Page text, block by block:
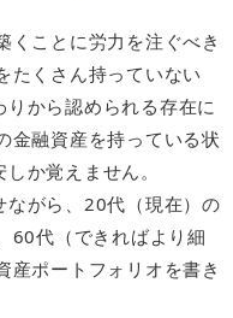
くことに労力を注ぐべき
たくさん持っていない
から認められる存在に
金融資産を持っている状
か覚えません。
ながら、20代（現在）の
60代（できればより細
産ポートフォリオを書き